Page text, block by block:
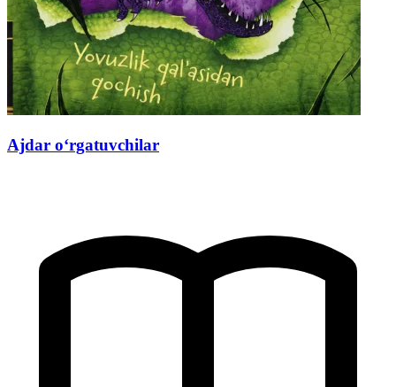
Ajdar o‘rgatuvchilar